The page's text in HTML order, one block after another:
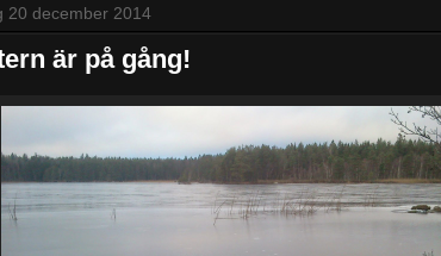
20 december 2014
är på gång!